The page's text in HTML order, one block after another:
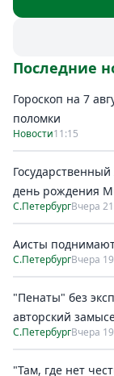
Последние
Гороскоп на 7
поломки
Новости11:15
день рождения
С.ПетербургВчера
Аисты
С.ПетербургВчера
"Пенаты" без
авторский
С.ПетербургВчера
"Там, где нет